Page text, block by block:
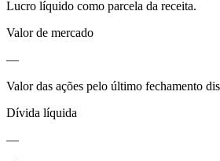
Lucro líquido como parcela da receita.
Valor de mercado
—
Valor das ações pelo último fechamento
Dívida líquida
—